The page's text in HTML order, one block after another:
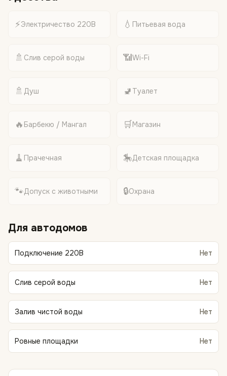
⚡Электричество 220В 💧 Питьевая вода
🚿 Слив серой воды 📶Wi-Fi
🚿 Душ 🚽 Туалет
🔥 Барбекю / Мангал 🛒Магазин
🧹 Прачечная 🎠Детская площадка
🐾Допуск с животными 🔒Охрана
Для автодомов
Подключение 220В Нет
Слив серой воды Нет
Залив чистой воды Нет
Ровные площадки Нет